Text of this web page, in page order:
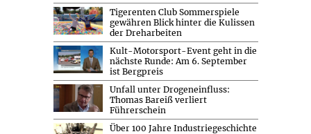
Tigerenten Club Sommerspiele
gewähren Blick hinter die Kulissen
der Dreharbeiten
Kult-Motorsport-Event geht in die
nächste Runde: Am 6. September
ist Bergpreis
Unfall unter Drogeneinfluss:
Thomas Bareiß verliert
Führerschein
Über 100 Jahre Industriegeschichte